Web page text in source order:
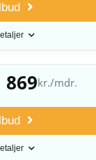
869kr./mdr.